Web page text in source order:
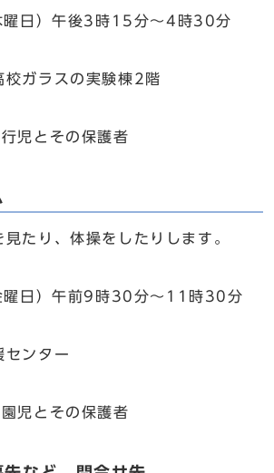
日）午後3時15分～4時30分
ガラスの実験棟2階
児とその保護者
たり、体操をしたりします。
日）午前9時30分～11時30分
ンター
児とその保護者